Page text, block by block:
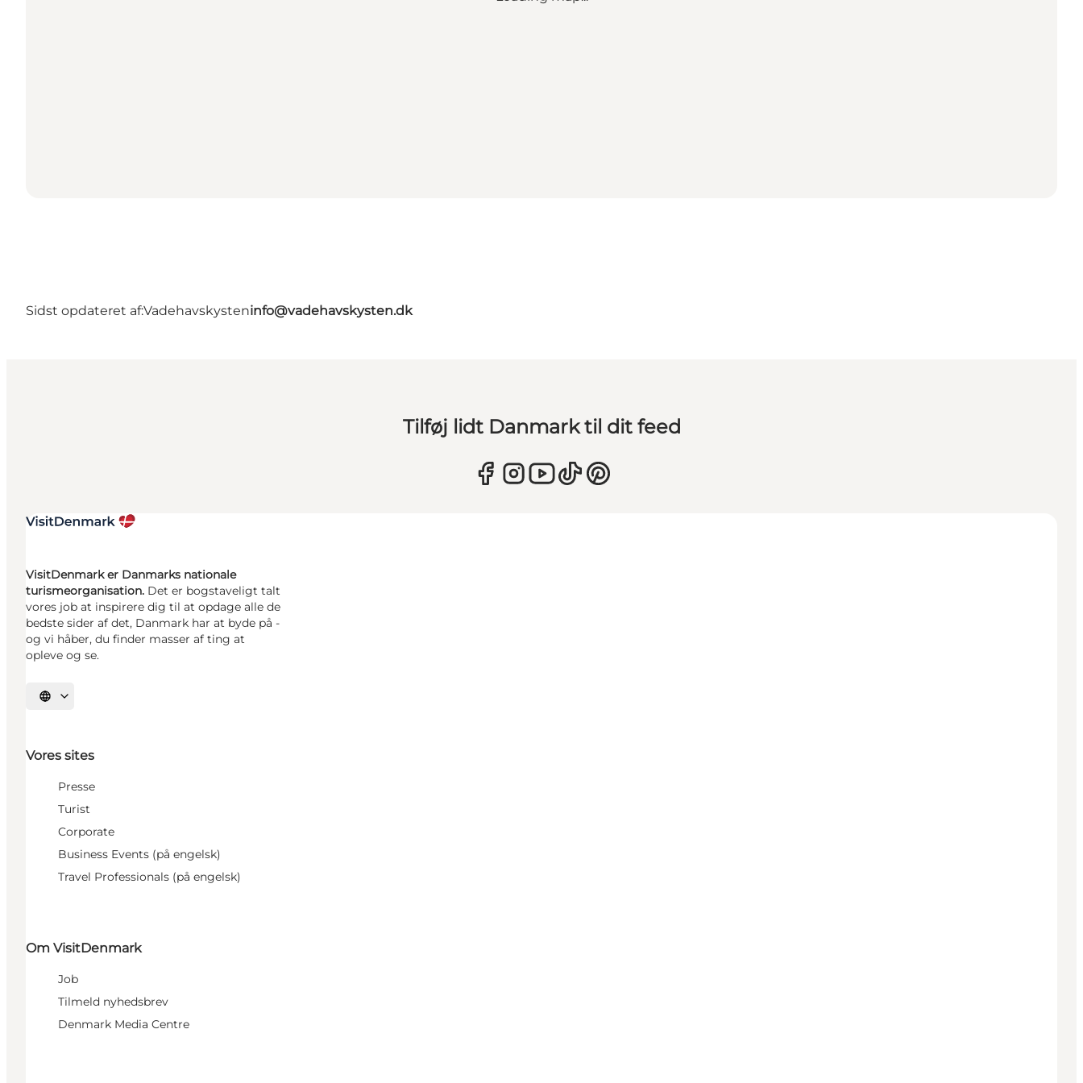
Sidst opdateret af:Vadehavskysteninfo@vadehavskysten.dk
Tilføj lidt Danmark til dit feed
VisitDenmark er Danmarks nationale
turismeorganisation. Det er bogstaveligt talt
vores job at inspirere dig til at opdage alle de
bedste sider af det, Danmark har at byde på -
og vi håber, du finder masser af ting at
opleve og se.
Vælg sprog
Vores sites
Presse
Turist
Corporate
Business Events (på engelsk)
Travel Professionals (på engelsk)
Om VisitDenmark
Job
Tilmeld nyhedsbrev
Denmark Media Centre